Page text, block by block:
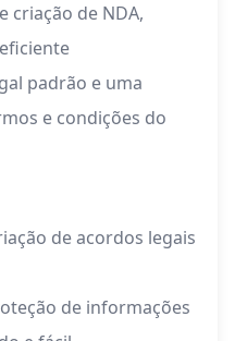
criação de NDA,
padrão e uma
e condições do
de acordos legais
de informações